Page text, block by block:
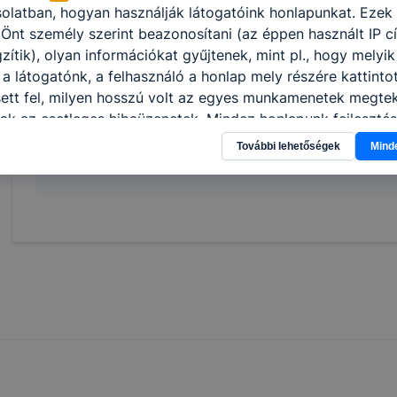
lebonyolításában;
ellátja a nyilvántartással, a vásárlók
védelmével kapcsolatos adminisztratív
szakszerűen kommunikál idegen nyelven.
hogyan használják látogatóink honlapunkat.
személy szerint beazonosítani (az éppen használt IP
olyan információkat gyűjtenek, mint pl., hogy
látogatónk, a felhasználó a honlap mely részére
fel, milyen hosszú volt az egyes munkamenetek
az esetleges hibaüzenetek. Mindez honlapunk
számára biztosított élmények javítása céljából történik.
További lehetőségek